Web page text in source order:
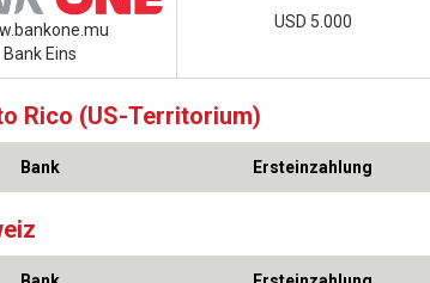
Bank Eins
USD 5.000
Rico (US-Territorium)
Bank Ersteinzahlung